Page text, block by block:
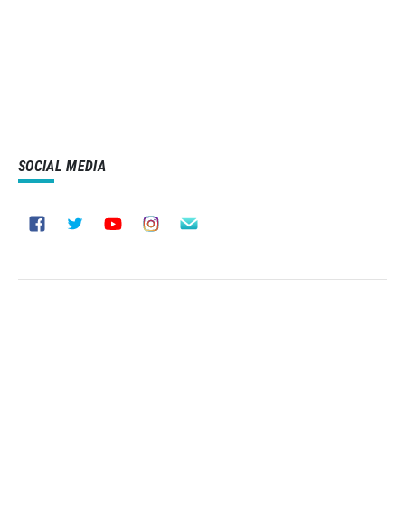
SOCIAL MEDIA